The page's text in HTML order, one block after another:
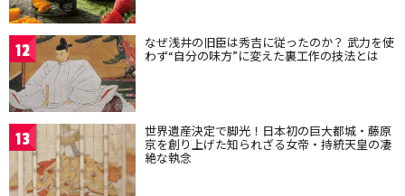
12 なぜ浅井の旧臣は秀吉に従ったのか？ 武力を使
わず“自分の味方”に変えた裏工作の技法とは
13 世界遺産決定で脚光！日本初の巨大都城・藤原
京を創り上げた知られざる女帝・持統天皇の凄
絶な執念